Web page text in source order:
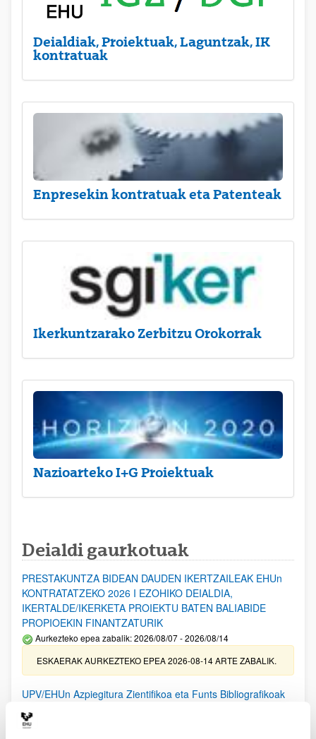
Deialdiak, Proiektuak, Laguntzak, IK
kontratuak
Enpresekin kontratuak eta Patenteak
Ikerkuntzarako Zerbitzu Orokorrak
Nazioarteko I+G Proiektuak
Deialdi gaurkotuak
PRESTAKUNTZA BIDEAN DAUDEN IKERTZAILEAK EHUn
KONTRATATZEKO 2026 I EZOHIKO DEIALDIA,
IKERTALDE/IKERKETA PROIEKTU BATEN BALIABIDE
PROPIOEKIN FINANTZATURIK
Aurkezteko epea zabalik: 2026/08/07 - 2026/08/14
ESKAERAK AURKEZTEKO EPEA 2026-08-14 ARTE ZABALIK.
UPV/EHUn Azpiegitura Zientifikoa eta Funts Bibliografikoak